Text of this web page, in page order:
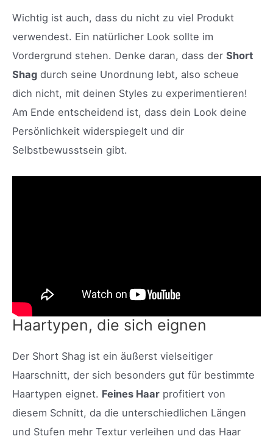
Wichtig ist auch, dass du nicht zu viel Produkt
verwendest. Ein natürlicher Look sollte im
Vordergrund stehen. Denke daran, dass der Short
Shag durch seine Unordnung lebt, also scheue
dich nicht, mit deinen Styles zu experimentieren!
Am Ende entscheidend ist, dass dein Look deine
Persönlichkeit widerspiegelt und dir
Selbstbewusstsein gibt.
Haartypen, die sich eignen
Der Short Shag ist ein äußerst vielseitiger
Haarschnitt, der sich besonders gut für bestimmte
Haartypen eignet. Feines Haar profitiert von
diesem Schnitt, da die unterschiedlichen Längen
und Stufen mehr Textur verleihen und das Haar